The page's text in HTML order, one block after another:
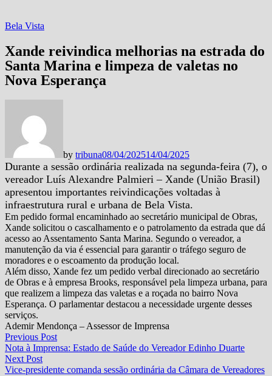
Bela Vista
Xande reivindica melhorias na estrada do
Santa Marina e limpeza de valetas no
Nova Esperança
by tribuna08/04/202514/04/2025
Durante a sessão ordinária realizada na segunda-feira (7), o
vereador Luís Alexandre Palmieri – Xande (União Brasil)
apresentou importantes reivindicações voltadas à
infraestrutura rural e urbana de Bela Vista.
Em pedido formal encaminhado ao secretário municipal de Obras,
Xande solicitou o cascalhamento e o patrolamento da estrada que dá
acesso ao Assentamento Santa Marina. Segundo o vereador, a
manutenção da via é essencial para garantir o tráfego seguro de
moradores e o escoamento da produção local.
Além disso, Xande fez um pedido verbal direcionado ao secretário
de Obras e à empresa Brooks, responsável pela limpeza urbana, para
que realizem a limpeza das valetas e a roçada no bairro Nova
Esperança. O parlamentar destacou a necessidade urgente desses
serviços.
Ademir Mendonça – Assessor de Imprensa
Navegação
de
Post
Previous PostPrevious
post:
Nota à Imprensa: Estado de Saúde do Vereador Edinho Duarte
Next PostNext
post:
Vice-presidente comanda sessão ordinária da Câmara de Vereadores